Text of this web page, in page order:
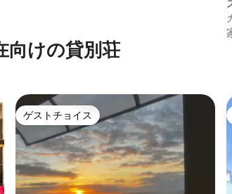
向けの貸別荘
ゲストチョイス
ゲストチョイス